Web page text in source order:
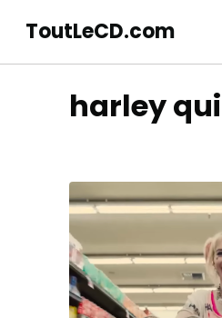
ToutLeCD.com
harley